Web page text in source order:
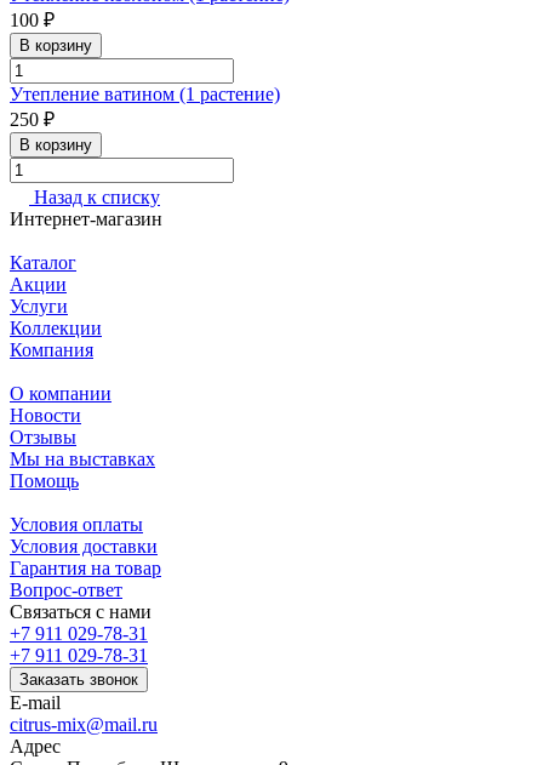
100 ₽
В корзину
Утепление ватином (1 растение)
250 ₽
В корзину
Назад к списку
Интернет-магазин
Каталог
Акции
Услуги
Коллекции
Компания
О компании
Новости
Отзывы
Мы на выставках
Помощь
Условия оплаты
Условия доставки
Гарантия на товар
Вопрос-ответ
Связаться с нами
+7 911 029-78-31
+7 911 029-78-31
Заказать звонок
E-mail
citrus-mix@mail.ru
Адрес